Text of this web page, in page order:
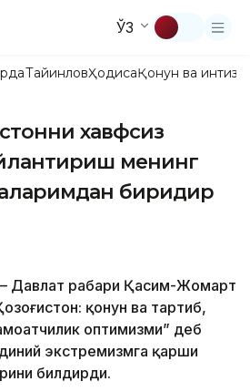
ЎЗ
ТайинловҲодисаҚонун ва
хавфсиз
менинг
биридир
Давлат раҳбари Қасим-Жомарт
қонун ва тартиб,
оптимизми” деб
экстремизмга қарши
билдирди.